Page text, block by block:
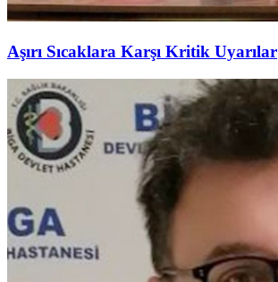
Aşırı Sıcaklara Karşı Kritik Uyarılar